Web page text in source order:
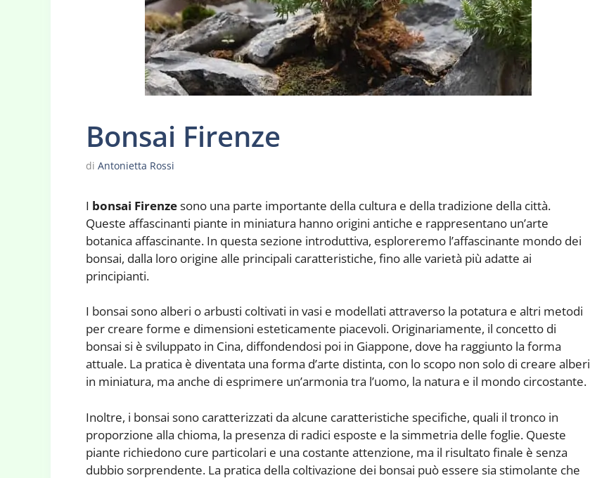
Bonsai Firenze
di Antonietta Rossi
I bonsai Firenzesono una parte importante della cultura e della tradizione della città.
Queste affascinanti piante in miniatura hanno origini antiche e rappresentano un’arte
botanica affascinante. In questa sezione introduttiva, esploreremo l’affascinante mondo dei
bonsai, dalla loro origine alle principali caratteristiche, fino alle varietà più adatte ai
principianti.
I bonsai sono alberi o arbusti coltivati in vasi e modellati attraverso la potatura e altri metodi
per creare forme e dimensioni esteticamente piacevoli. Originariamente, il concetto di
bonsai si è sviluppato in Cina, diffondendosi poi in Giappone, dove ha raggiunto la forma
attuale. La pratica è diventata una forma d’arte distinta, con lo scopo non solo di creare alberi
in miniatura, ma anche di esprimere un’armonia tra l’uomo, la natura e il mondo circostante.
Inoltre, i bonsai sono caratterizzati da alcune caratteristiche specifiche, quali il tronco in
proporzione alla chioma, la presenza di radici esposte e la simmetria delle foglie. Queste
piante richiedono cure particolari e una costante attenzione, ma il risultato finale è senza
dubbio sorprendente. La pratica della coltivazione dei bonsai può essere sia stimolante che